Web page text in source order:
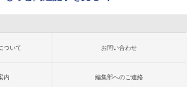
ついて お問い合わせ
内 編集部へのご連絡